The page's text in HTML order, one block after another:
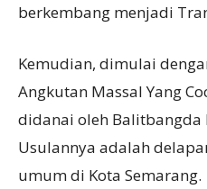
berkembang menjadi
Kemudian, dimulai
Angkutan Massal Yang
didanai oleh Balitbangda
Usulannya adalah
umum di Kota Semarang.